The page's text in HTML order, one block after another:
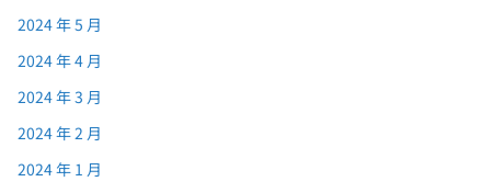
2024 年 5 月
2024 年 4 月
2024 年 3 月
2024 年 2 月
2024 年 1 月